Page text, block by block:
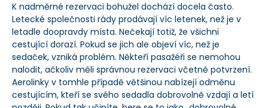
K nadměrné rezervaci bohužel dochází docela často.
Letecké společnosti rády prodávají víc letenek, než je v
letadle doopravdy místa. Nečekají totiž, že všichni
cestující dorazí. Pokud se jich ale objeví víc, než je
sedaček, vzniká problém. Někteří pasažéři se nemohou
nalodit, ačkoliv měli správnou rezervaci včetně potvrzení.
Aerolinky v tomhle případě většinou nabízejí odměnu
cestujícím, kteří se svého sedadla dobrovolně vzdají a letí